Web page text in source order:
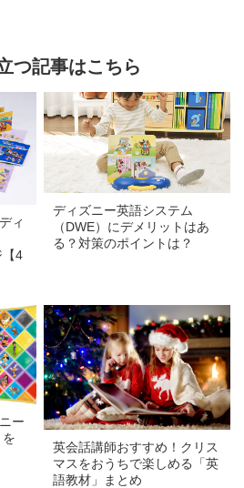
つ記事はこちら
ィ
【4
ディズニー英語システム
（DWE）にデメリットはあ
る？対策のポイントは？
ー
a
英会話講師おすすめ！クリス
マスをおうちで楽しめる「英
語教材」まとめ